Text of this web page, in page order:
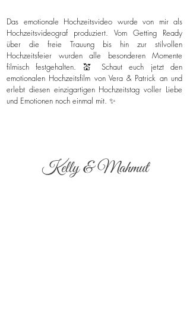
Das emotionale Hochzeitsvideo wurde von mir als
Hochzeitsvideograf produziert. Vom Getting Ready
über die freie Trauung bis hin zur stilvollen
Hochzeitsfeier wurden alle besonderen Momente
filmisch festgehalten. 💒 Schaut euch jetzt den
emotionalen Hochzeitsfilm von Vera & Patrick an und
erlebt diesen einzigartigen Hochzeitstag voller Liebe
und Emotionen noch einmal mit. ✨
Kelly & Mahmut